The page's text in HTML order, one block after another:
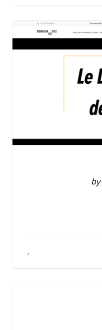
by
,